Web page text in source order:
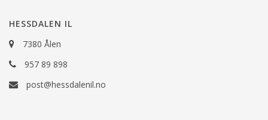
HESSDALEN IL
7380 Ålen
957 89 898
post@hessdalenil.no